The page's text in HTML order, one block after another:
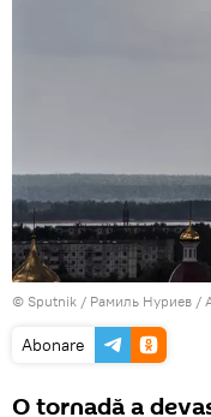
© Sputnik / Рамиль Нуриев /
Abonare
O tornadă a